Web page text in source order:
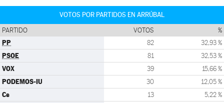
VOTOS POR PARTIDOS EN ARRÚBAL
PARTIDO VOTOS %
PP 82 32,93 %
PSOE 81 32,53 %
VOX 39 15,66 %
PODEMOS-IU 30 12,05 %
Cs 13 5,22 %